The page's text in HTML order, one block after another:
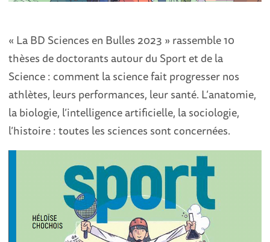
« La BD Sciences en Bulles 2023 » rassemble 10
thèses de doctorants autour du Sport et de la
Science : comment la science fait progresser nos
athlètes, leurs performances, leur santé. L’anatomie,
la biologie, l’intelligence artificielle, la sociologie,
l’histoire : toutes les sciences sont concernées.